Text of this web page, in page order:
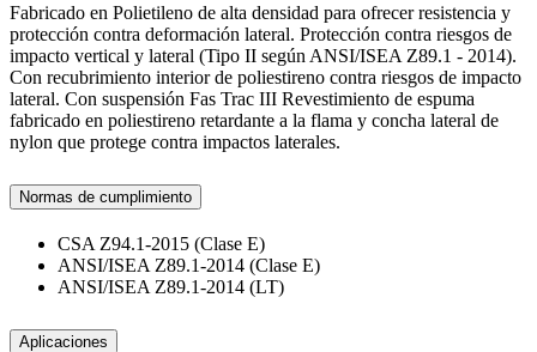
Fabricado en Polietileno de alta densidad para ofrecer resistencia y
protección contra deformación lateral. Protección contra riesgos de
impacto vertical y lateral (Tipo II según ANSI/ISEA Z89.1 - 2014).
Con recubrimiento interior de poliestireno contra riesgos de impacto
lateral. Con suspensión Fas Trac III Revestimiento de espuma
fabricado en poliestireno retardante a la flama y concha lateral de
nylon que protege contra impactos laterales.
Normas de cumplimiento
CSA Z94.1-2015 (Clase E)
ANSI/ISEA Z89.1-2014 (Clase E)
ANSI/ISEA Z89.1-2014 (LT)
Aplicaciones